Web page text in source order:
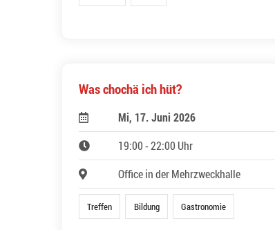
Was chochä ich hüt?
Mi, 17. Juni 2026
19:00 - 22:00 Uhr
Office in der Mehrzweckhalle
Treffen Bildung Gastronomie